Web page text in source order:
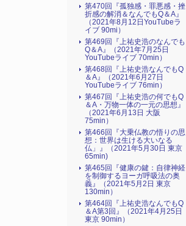
第470回『孤独感・罪悪感・挫
折感の解消＆なんでもQ＆A』
（2021年8月12日YouTubeラ
イブ 90mi）
第469回『上祐史浩のなんでも
Q＆A』（2021年7月25日
YouTubeライブ 70min）
第468回『上祐史浩なんでもQ
＆A』（2021年6月27日
YouTubeライブ 76min）
第467回『上祐史浩の何でもQ
＆A・万物一体の一元の思想』
（2021年6月13日 大阪
75min）
第466回『大乗仏教の悟りの思
想：世界は生ける大いなる
仏」』（2021年5月30日 東京
65min)
第465回『健康の鍵：自律神経
を制御するヨーガ呼吸法の奥
義』（2021年5月2日 東京
130min）
第464回『上祐史浩なんでもQ
＆A第3回』（2021年4月25日
東京 90min）